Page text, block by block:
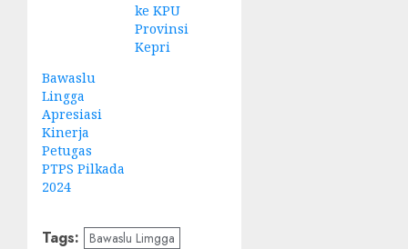
ke KPU
Provinsi
Kepri
Bawaslu
Lingga
Apresiasi
Kinerja
Petugas
PTPS Pilkada
2024
Tags: Bawaslu Limgga